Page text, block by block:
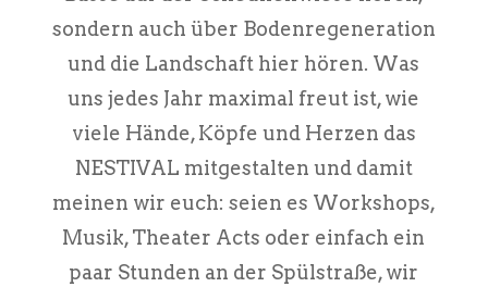
sondern auch über Bodenregeneration
und die Landschaft hier hören. Was
uns jedes Jahr maximal freut ist, wie
viele Hände, Köpfe und Herzen das
NESTIVAL mitgestalten und damit
meinen wir euch: seien es Workshops,
Musik, Theater Acts oder einfach ein
paar Stunden an der Spülstraße, wir